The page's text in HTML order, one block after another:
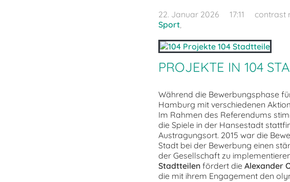
22. Januar 2026 17:11 contrast
Sport,
PROJEKTE IN 104
Während die Bewerbungsphase
Hamburg mit verschiedenen
Im Rahmen des Referendums
die Spiele in der Hansestadt
Austragungsort. 2015 war die
Stadt bei der Bewerbung einen
der Gesellschaft zu
Stadtteilenfördert die Alexander
die mit ihrem Engagement den